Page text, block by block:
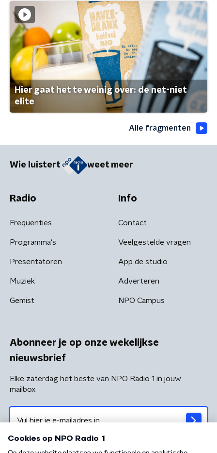
Hier gaat het te weinig over: de net-niet
elite
Alle fragmenten
Wie luistert weet meer
Radio
Frequenties
Programma's
Presentatoren
Muziek
Gemist
Info
Contact
Veelgestelde vragen
App de studio
Adverteren
NPO Campus
Abonneer je op onze wekelijkse
nieuwsbrief
Elke zaterdag het beste van NPO Radio 1 in jouw
mailbox